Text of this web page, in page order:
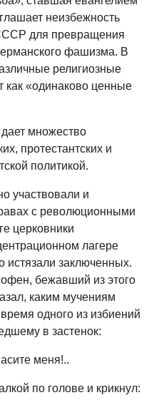
неизбежность
для превращения
фашизма. В
религиозные
как «одинаково ценные
множество
протестантских и
политикой.
участвовали и
с революционными
церковники
лагере
истязали заключенных.
бежавший из этого
каким мучениям
одного из избиений
в застенок:
меня!..
по голове и крикнул: